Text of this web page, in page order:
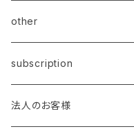
other
subscription
法人のお客様